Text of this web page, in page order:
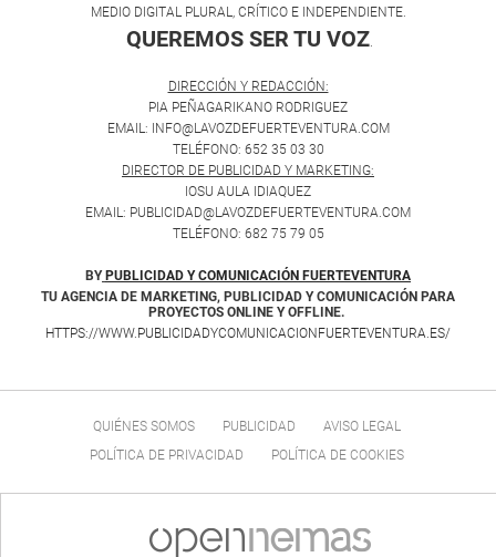
MEDIO DIGITAL PLURAL, CRÍTICO E INDEPENDIENTE.
QUEREMOS SER TU VOZ.
DIRECCIÓN Y REDACCIÓN:
PIA PEÑAGARIKANO RODRIGUEZ
EMAIL: INFO@LAVOZDEFUERTEVENTURA.COM
TELÉFONO: 652 35 03 30
DIRECTOR DE PUBLICIDAD Y MARKETING:
IOSU AULA IDIAQUEZ
EMAIL: PUBLICIDAD@LAVOZDEFUERTEVENTURA.COM
TELÉFONO: 682 75 79 05
BY PUBLICIDAD Y COMUNICACIÓN FUERTEVENTURA
TU AGENCIA DE MARKETING, PUBLICIDAD Y COMUNICACIÓN PARA
PROYECTOS ONLINE Y OFFLINE.
HTTPS://WWW.PUBLICIDADYCOMUNICACIONFUERTEVENTURA.ES/
QUIÉNES SOMOS PUBLICIDAD
AVISO LEGAL
POLÍTICA DE PRIVACIDAD
POLÍTICA DE COOKIES